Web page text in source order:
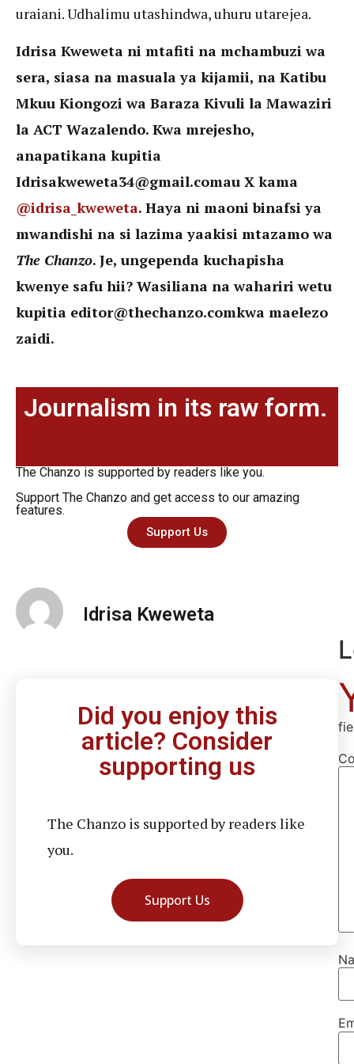
uraiani. Udhalimu utashindwa, uhuru utarejea.
Idrisa Kweweta ni mtafiti na mchambuzi wa
sera, siasa na masuala ya kijamii, na Katibu
Mkuu Kiongozi wa Baraza Kivuli la Mawaziri
la ACT Wazalendo. Kwa mrejesho,
anapatikana kupitia
Idrisakweweta34@gmail.comau X kama
@idrisa_kweweta. Haya ni maoni binafsi ya
mwandishi na si lazima yaakisi mtazamo wa
The Chanzo. Je, ungependa kuchapisha
kwenye safu hii? Wasiliana na wahariri wetu
kupitia editor@thechanzo.comkwa maelezo
zaidi.
Journalism in its raw form.
The Chanzo is supported by readers like you.
Support The Chanzo and get access to our amazing
features.
Support Us
Idrisa Kweweta
Did you enjoy this
article? Consider
supporting us
The Chanzo is supported by readers like
you.
Support Us